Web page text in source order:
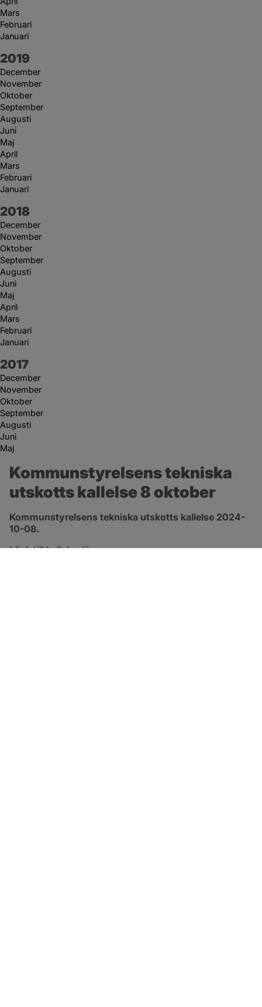
Mars
Februari
Januari
År:
2019
December
November
Oktober
September
Augusti
Juni
Maj
April
Mars
Februari
Januari
År:
2018
December
November
Oktober
September
Augusti
Juni
Maj
April
Mars
Februari
Januari
År:
2017
December
November
Oktober
September
Augusti
Juni
Maj
Kommunstyrelsens tekniska
utskotts kallelse 8 oktober
Kommunstyrelsens tekniska utskotts kallelse 2024-
10-08.
Länk till kallelse
pdf, 134.7 kB, öppnas i nytt fönster.